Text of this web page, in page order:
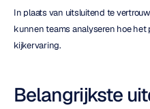
In plaats van uitsluitend te
kunnen teams analyseren hoe het
kijkervaring.
Belangrijkste